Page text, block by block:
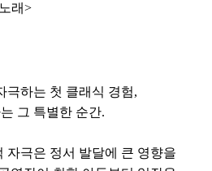
래>
극하는 첫 클래식 경험,
그 특별한 순간.
자극은 정서 발달에 큰 영향을